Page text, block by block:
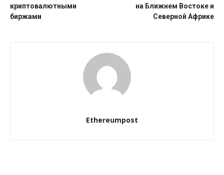
криптовалютными
биржами
на Ближнем Востоке и
Северной Африке
Ethereumpost